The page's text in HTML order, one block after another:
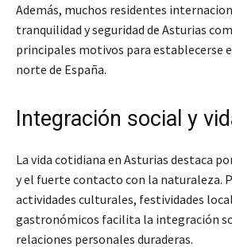
Además, muchos residentes
tranquilidad y seguridad de Asturias
principales motivos para establecerse
norte de España.
Integración social y
La vida cotidiana en Asturias destaca
y el fuerte contacto con la naturaleza.
actividades culturales, festividades
gastronómicos facilita la integración
relaciones personales duraderas.